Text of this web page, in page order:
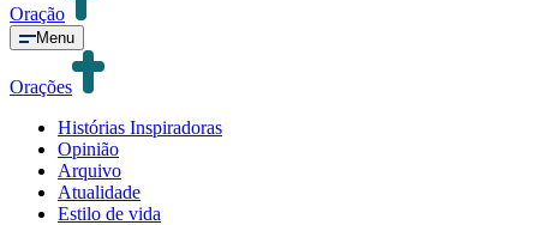
Oração
Menu
Orações
Histórias Inspiradoras
Opinião
Arquivo
Atualidade
Estilo de vida